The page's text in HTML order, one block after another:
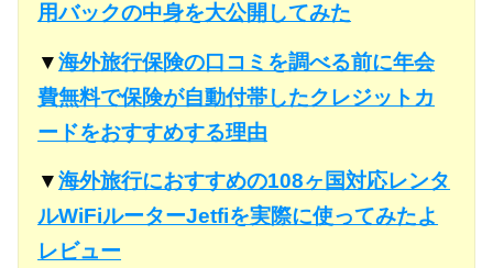
用バックの中身を大公開してみた
▼海外旅行保険の口コミを調べる前に年会
費無料で保険が自動付帯したクレジットカ
ードをおすすめする理由
▼海外旅行におすすめの108ヶ国対応レンタ
ルWiFiルーターJetfiを実際に使ってみたよ
レビュー